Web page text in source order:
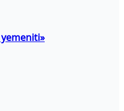
yemeniti»